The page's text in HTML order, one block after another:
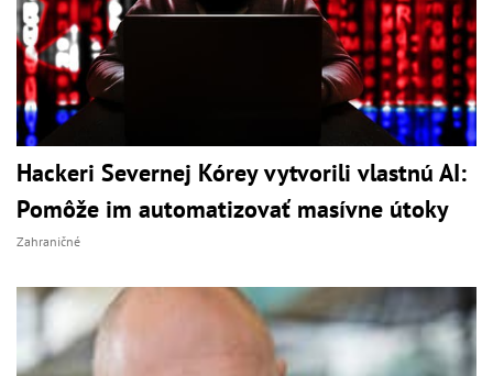
Hackeri Severnej Kórey vytvorili vlastnú AI:
Pomôže im automatizovať masívne útoky
Zahraničné